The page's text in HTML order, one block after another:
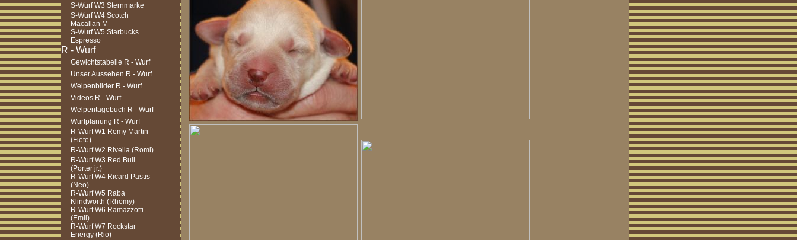
S-Wurf W3 Sternmarke
S-Wurf W4 Scotch
Macallan M
S-Wurf W5 Starbucks
Espresso
Gewichtstabelle R - Wurf
Unser Aussehen R - Wurf
Welpenbilder R - Wurf
Videos R - Wurf
Welpentagebuch R - Wurf
Wurfplanung R - Wurf
R-Wurf W1 Remy Martin
(Fiete)
R-Wurf W2 Rivella (Romi)
R-Wurf W3 Red Bull
(Porter jr.)
R-Wurf W4 Ricard Pastis
(Neo)
R-Wurf W5 Raba
Klindworth (Rhomy)
R-Wurf W6 Ramazzotti
(Emil)
R-Wurf W7 Rockstar
Energy (Rio)